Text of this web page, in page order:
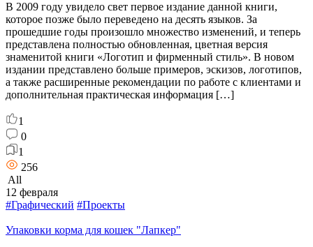
В 2009 году увидело свет первое издание данной книги,
которое позже было переведено на десять языков. За
прошедшие годы произошло множество изменений, и теперь
представлена полностью обновленная, цветная версия
знаменитой книги «Логотип и фирменный стиль». В новом
издании представлено больше примеров, эскизов, логотипов,
а также расширенные рекомендации по работе с клиентами и
дополнительная практическая информация […]
1
0
1
256
All
12 февраля
#Графический #Проекты
Упаковки корма для кошек "Лапкер"